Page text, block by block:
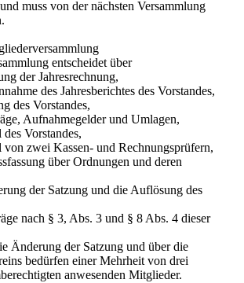
muss von der nächsten Versammlung
entscheidet über
Jahresrechnung,
des Jahresberichtes des Vorstandes,
Vorstandes,
und Umlagen,
Vorstandes,
Kassen- und Rechnungsprüfern,
über Ordnungen und deren
Satzung und die Auflösung des
§ 3, Abs. 3 und § 8 Abs. 4 dieser
Änderung der Satzung und über die
bedürfen einer Mehrheit von drei
anwesenden Mitglieder.